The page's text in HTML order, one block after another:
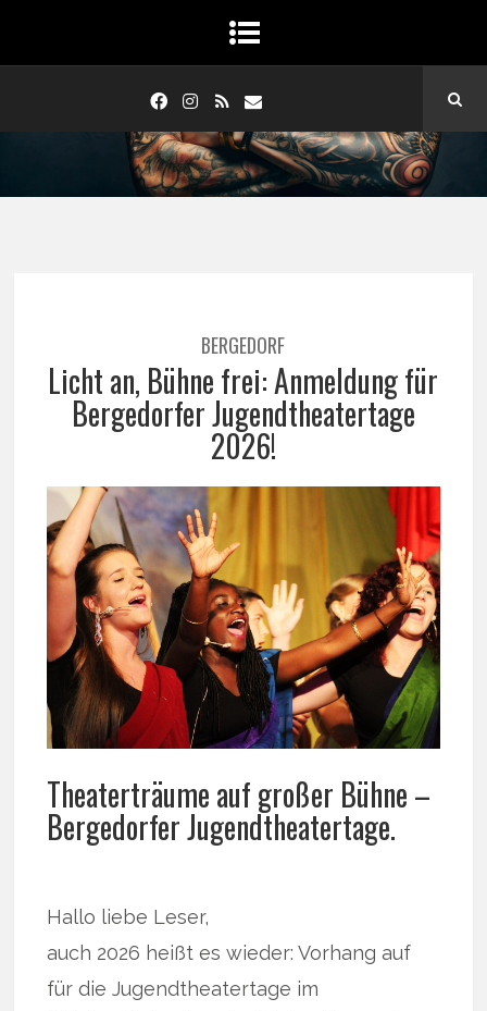
BERGEDORF
Licht an, Bühne frei: Anmeldung für
Bergedorfer Jugendtheatertage
2026!
Theaterträume auf großer Bühne –
Bergedorfer Jugendtheatertage.
Hallo liebe Leser,
auch 2026 heißt es wieder: Vorhang auf
für die Jugendtheatertage im